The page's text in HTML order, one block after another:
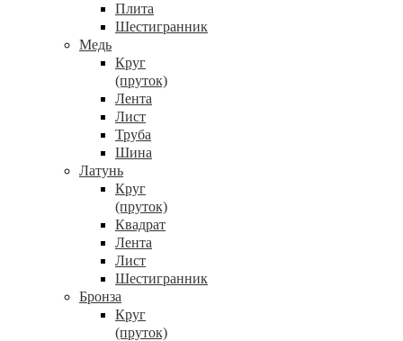
Плита
Шестигранник
Медь
Круг
(пруток)
Лента
Лист
Труба
Шина
Латунь
Круг
(пруток)
Квадрат
Лента
Лист
Шестигранник
Бронза
Круг
(пруток)